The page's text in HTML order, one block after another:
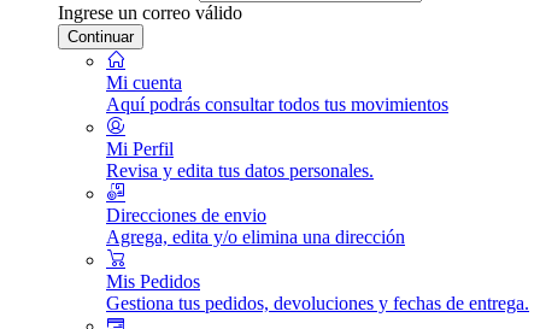
Ingrese un correo válido
Continuar
Mi cuenta
Aquí podrás consultar todos tus movimientos
Mi Perfil
Revisa y edita tus datos personales.
Direcciones de envio
Agrega, edita y/o elimina una dirección
Mis Pedidos
Gestiona tus pedidos, devoluciones y fechas de entrega.